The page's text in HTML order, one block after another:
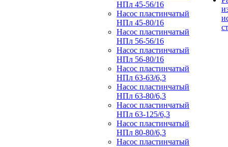
НПл 45-56/16
Насос пластинчатый
НПл 45-80/16
Насос пластинчатый
НПл 56-56/16
Насос пластинчатый
НПл 56-80/16
Насос пластинчатый
НПл 63-63/6,3
Насос пластинчатый
НПл 63-80/6,3
Насос пластинчатый
НПл 63-125/6,3
Насос пластинчатый
НПл 80-80/6,3
Насос пластинчатый